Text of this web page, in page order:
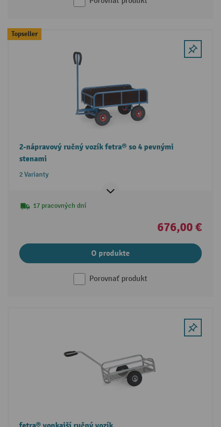
Topseller
2-nápravový ručný vozík fetra® so 4 pevnými
stenami
2 Varianty
17 pracovných dní
676,00 €
O produkte
Porovnať produkt